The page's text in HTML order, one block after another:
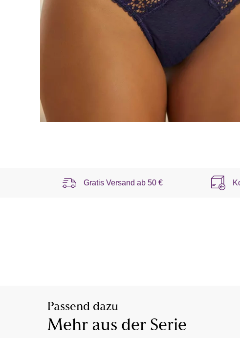
Gratis Versand ab 50 €
Passend dazu
Mehr aus der Serie